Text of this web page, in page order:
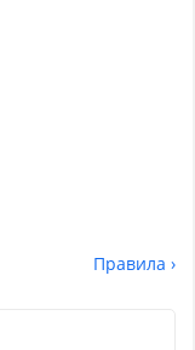
Правила ›